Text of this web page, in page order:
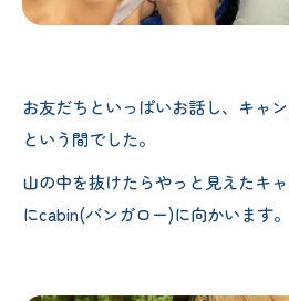
お友だちといっぱいお話し、キャ
という間でした。
山の中を抜けたらやっと見えたキ
にcabin(バンガロー)に向かいます。